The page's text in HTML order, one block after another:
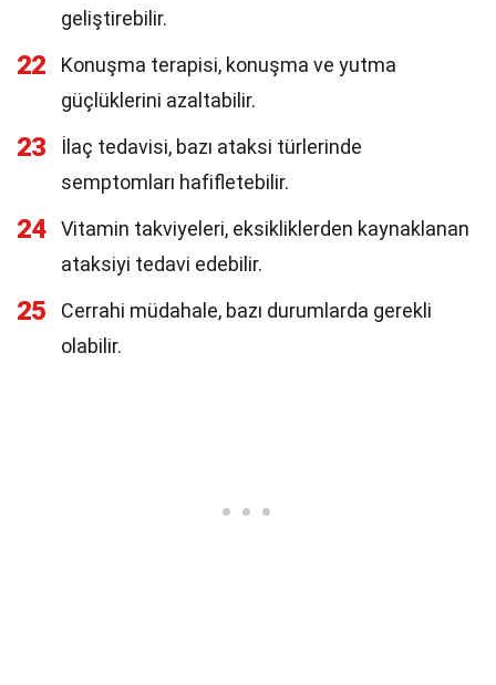
geliştirebilir.
22
Konuşma terapisi, konuşma ve yutma
güçlüklerini azaltabilir.
23
İlaç tedavisi, bazı ataksi türlerinde
semptomları hafifletebilir.
24
Vitamin takviyeleri, eksikliklerden kaynaklanan
ataksiyi tedavi edebilir.
25
Cerrahi müdahale, bazı durumlarda gerekli
olabilir.